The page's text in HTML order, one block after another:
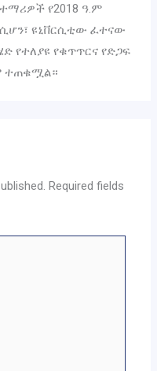
የ2018 ዓ.ም
ዩኒቨርሲቲው ፈተናው
የተለያዩ የቁጥጥርና የድጋፍ
ተጠቁሟል።
Required fields